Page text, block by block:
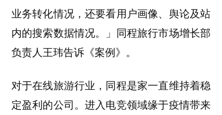
业务转化情况，还要看用户画像、舆论及站
内的搜索数据情况。」同程旅行市场增长部
负责人王玮告诉《案例》。
对于在线旅游行业，同程是家一直维持着稳
定盈利的公司。进入电竞领域缘于疫情带来